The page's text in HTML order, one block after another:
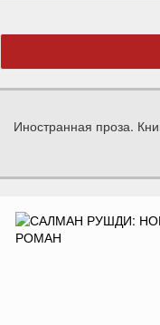
Иностранная проза.